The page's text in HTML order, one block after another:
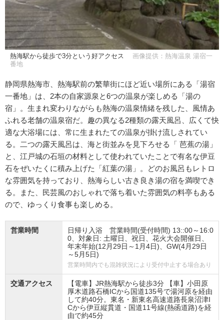
熱海駅から徒歩で3分という好アクセス
画像提供：熱海温泉 湯宿一
番地
静岡県熱海市、熱海駅前の繁華街にほど近い場所にある「湯宿
一番地」は、2本の自家源泉と6つの温泉が楽しめる「湯の
宿」。生まれ変わりながらも熱海の温泉情緒を残した、風情あ
ふれる老舗の温泉宿だ。趣の異なる2種類の露天風呂、広くて快
適な大浴場には、常に生まれたての温泉が掛け流しされてい
る。二つの露天風呂は、海と街並みを見下ろせる「 芭蕉の湯」
と、江戸城の石垣の材料として使われていたことで有名な伊豆
石をぜいたくに積み上げた「紅葉の湯」。どのお風呂もレトロ
な雰囲気を持っており、熱海らしい古き良き湯の宿を満喫でき
る。また、民芸風のおしゃれで落ち着いた雰囲気の料亭もある
ので、ゆっくり食事も楽しめる。
営業時間
日帰り入浴 営業時間(受付時間) 13::00～16:0
0、対象日: 土曜日、祝日、花火大会開催日、
年末年始(12月29日～1月4日)、GW(4月29日
～5月5日)
営業時間内でも混雑状況により受付中止する場合あり
交通アクセス
【電車】JR熱海駅から徒歩3分 【車】小田原
厚木道路石橋ICから国道135号で湯河原を経由
して約40分。東名・新東名高速道路長泉沼津I
Cから伊豆縦貫道・国道11号線(熱函道路)を経
由で約45分